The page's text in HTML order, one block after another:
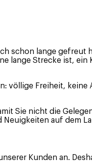
schon lange
lange Strecke ist,
Freiheit,
Sie nicht die
Neuigkeiten auf dem
Kunden an.